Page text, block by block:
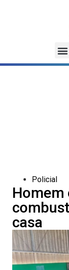
Policial
Homem
casa